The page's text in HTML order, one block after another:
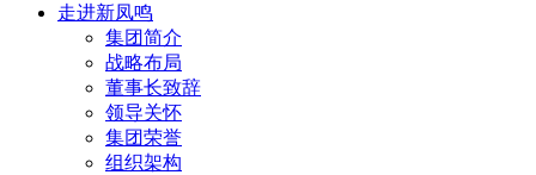
走进新凤鸣
集团简介
战略布局
董事长致辞
领导关怀
集团荣誉
组织架构